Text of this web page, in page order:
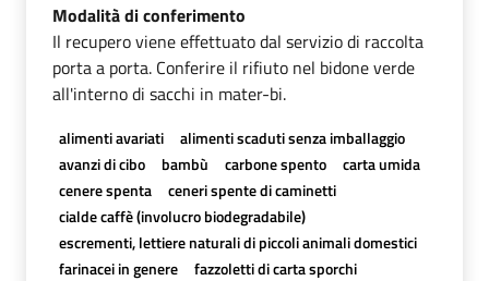
Modalità di conferimento
Il recupero viene effettuato dal servizio di raccolta
porta a porta. Conferire il rifiuto nel bidone verde
all'interno di sacchi in mater-bi.
alimenti avariati
alimenti scaduti senza imballaggio
avanzi di cibo
bambù carbone spento
carta umida
cenere spenta
ceneri spente di caminetti
cialde caffè (involucro biodegradabile)
escrementi, lettiere naturali di piccoli animali domestici
farinacei in genere
fazzoletti di carta sporchi